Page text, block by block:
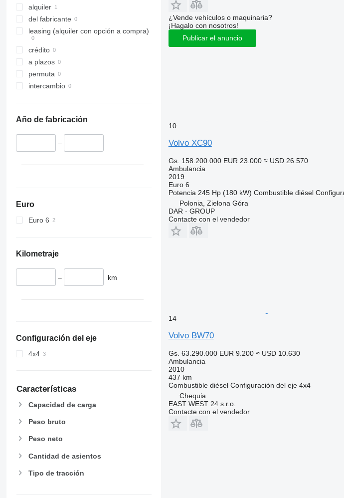
alquiler
del fabricante
leasing (alquiler con opción a compra)
crédito
a plazos
permuta
intercambio
Año de fabricación
–
Euro
Euro 6
Kilometraje
– km
Configuración del eje
4x4
Características
Capacidad de carga
Peso bruto
Peso neto
Cantidad de asientos
Tipo de tracción
¿Vende vehículos o maquinaria?
¡Hagalo con nosotros!
Publicar el anuncio
10
Volvo XC90
Gs. 158.200.000 EUR 23.000 ≈ USD 26.570
Ambulancia
2019
Euro 6
Potencia 245 Hp (180 kW) Combustible diésel
Polonia, Zielona Góra
DAR - GROUP
Contacte con el vendedor
14
Volvo BW70
Gs. 63.290.000 EUR 9.200 ≈ USD 10.630
Ambulancia
2010
437 km
Combustible diésel Configuración del eje 4x4
Chequia
EAST WEST 24 s.r.o.
Contacte con el vendedor